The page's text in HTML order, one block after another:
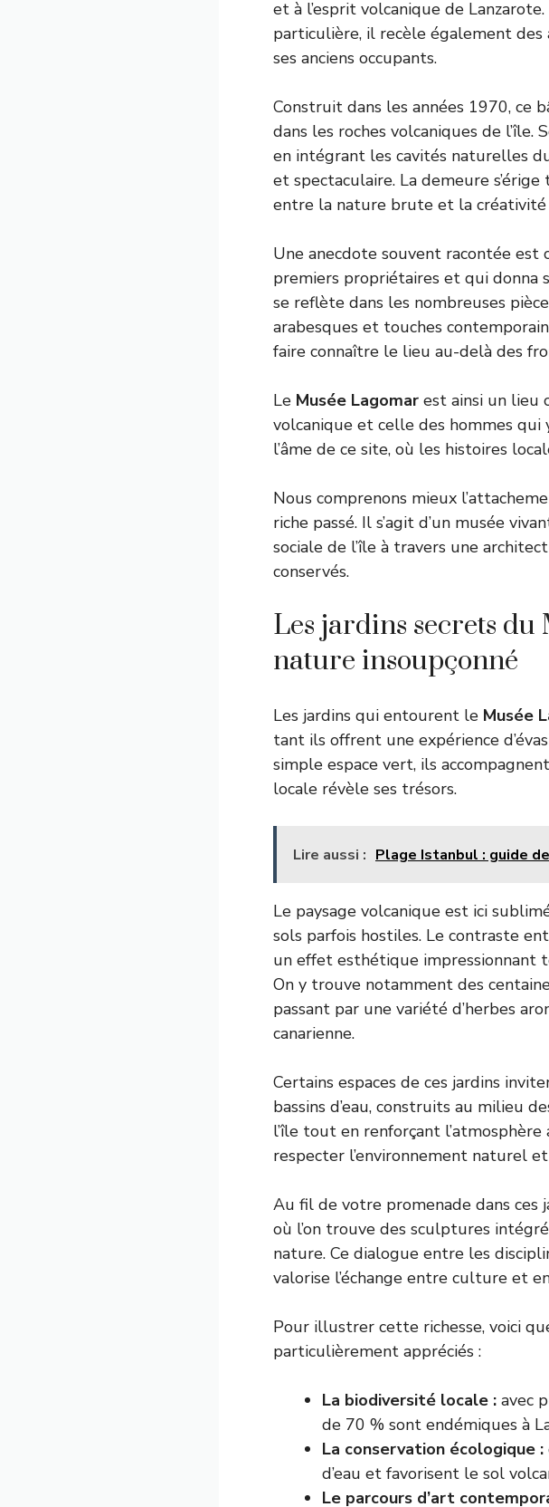
et à l’esprit volcanique de
particulière, il recèle également des
ses anciens occupants.
Construit dans les années 1970, ce
dans les roches volcaniques de
en intégrant les cavités naturelles
et spectaculaire. La demeure
entre la nature brute et la créativité
Une anecdote souvent racontée est
premiers propriétaires et qui donna
se reflète dans les nombreuses
arabesques et touches
faire connaître le lieu au-delà des
Le Musée Lagomar est ainsi un lieu
volcanique et celle des hommes
l’âme de ce site, où les histoires
Nous comprenons mieux
riche passé. Il s’agit d’un musée
sociale de l’île à travers une
conservés.
Les jardins secrets
nature insoupçonné
Les jardins qui entourent le Musée
tant ils offrent une expérience
simple espace vert, ils
locale révèle ses trésors.
Lire aussi : Plage Istanbul : guide
Le paysage volcanique est ici
sols parfois hostiles. Le contraste
un effet esthétique impressionnant
On y trouve notamment des
passant par une variété d’herbes
canarienne.
Certains espaces de ces jardins
bassins d’eau, construits au milieu
l’île tout en renforçant
respecter l’environnement naturel
Au fil de votre promenade dans ces
où l’on trouve des sculptures
nature. Ce dialogue entre les
valorise l’échange entre culture et
Pour illustrer cette richesse, voici
particulièrement appréciés :
La biodiversité locale : avec
de 70 % sont endémiques à
La conservation écologique :
d’eau et favorisent le sol
Le parcours d’art